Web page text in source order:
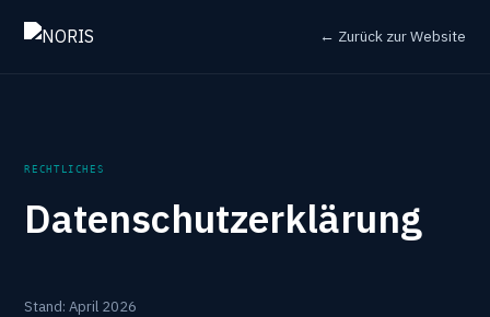
← Zurück zur Website
RECHTLICHES
Datenschutz­erklärung
Stand: April 2026